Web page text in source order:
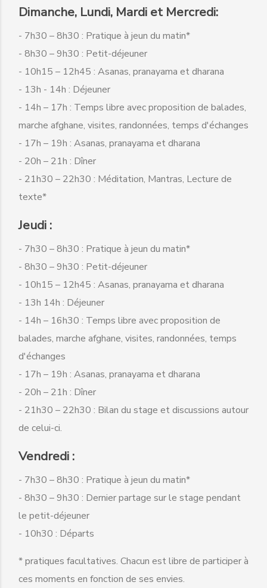
Dimanche, Lundi, Mardi et Mercredi:
- 7h30 – 8h30 : Pratique à jeun du matin*
- 8h30 – 9h30 : Petit-déjeuner
- 10h15 – 12h45 : Asanas, pranayama et dharana
- 13h - 14h : Déjeuner
- 14h – 17h : Temps libre avec proposition de balades,
marche afghane, visites, randonnées, temps d'échanges
- 17h – 19h : Asanas, pranayama et dharana
- 20h – 21h : Dîner
- 21h30 – 22h30 : Méditation, Mantras, Lecture de
texte*
Jeudi :
- 7h30 – 8h30 : Pratique à jeun du matin*
- 8h30 – 9h30 : Petit-déjeuner
- 10h15 – 12h45 : Asanas, pranayama et dharana
- 13h 14h : Déjeuner
- 14h – 16h30 : Temps libre avec proposition de
balades, marche afghane, visites, randonnées, temps
d'échanges
- 17h – 19h : Asanas, pranayama et dharana
- 20h – 21h : Dîner
- 21h30 – 22h30 : Bilan du stage et discussions autour
de celui-ci.
Vendredi :
- 7h30 – 8h30 : Pratique à jeun du matin*
- 8h30 – 9h30 : Dernier partage sur le stage pendant
le petit-déjeuner
- 10h30 : Départs
* pratiques facultatives. Chacun est libre de participer à
ces moments en fonction de ses envies.